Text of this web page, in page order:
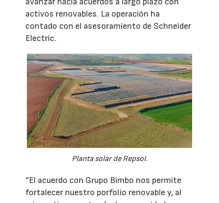
activos renovables. La operación ha
contado con el asesoramiento de Schneider
Electric.
Planta solar de Repsol.
“El acuerdo con Grupo Bimbo nos permite
fortalecer nuestro porfolio renovable y, al